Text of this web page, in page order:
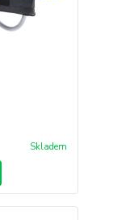
Skladem